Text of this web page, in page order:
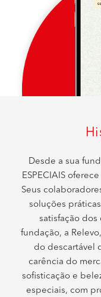
Desde a sua
ESPECIAIS
Seus
soluções
satisfação dos
fundação, a
do descartável
carência do
sofisticação e
especiais, com